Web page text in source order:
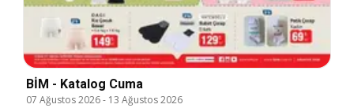
BİM - Katalog Cuma
07 Ağustos 2026- 13 Ağustos 2026